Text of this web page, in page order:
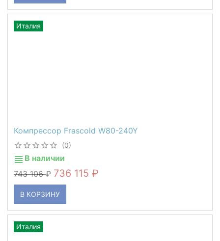
Компрессор Frascold W80-240Y
(0)
В наличии
743 106
736 115
В КОРЗИНУ
Италия
Италия